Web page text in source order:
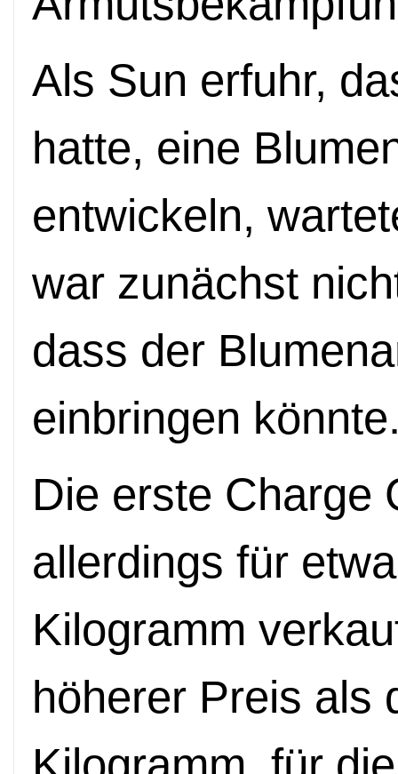
Als Sun erfuhr,
hatte, eine
entwickeln,
war zunächst
dass der
einbringen
Die erste Charge
allerdings für
Kilogramm
höherer Preis als